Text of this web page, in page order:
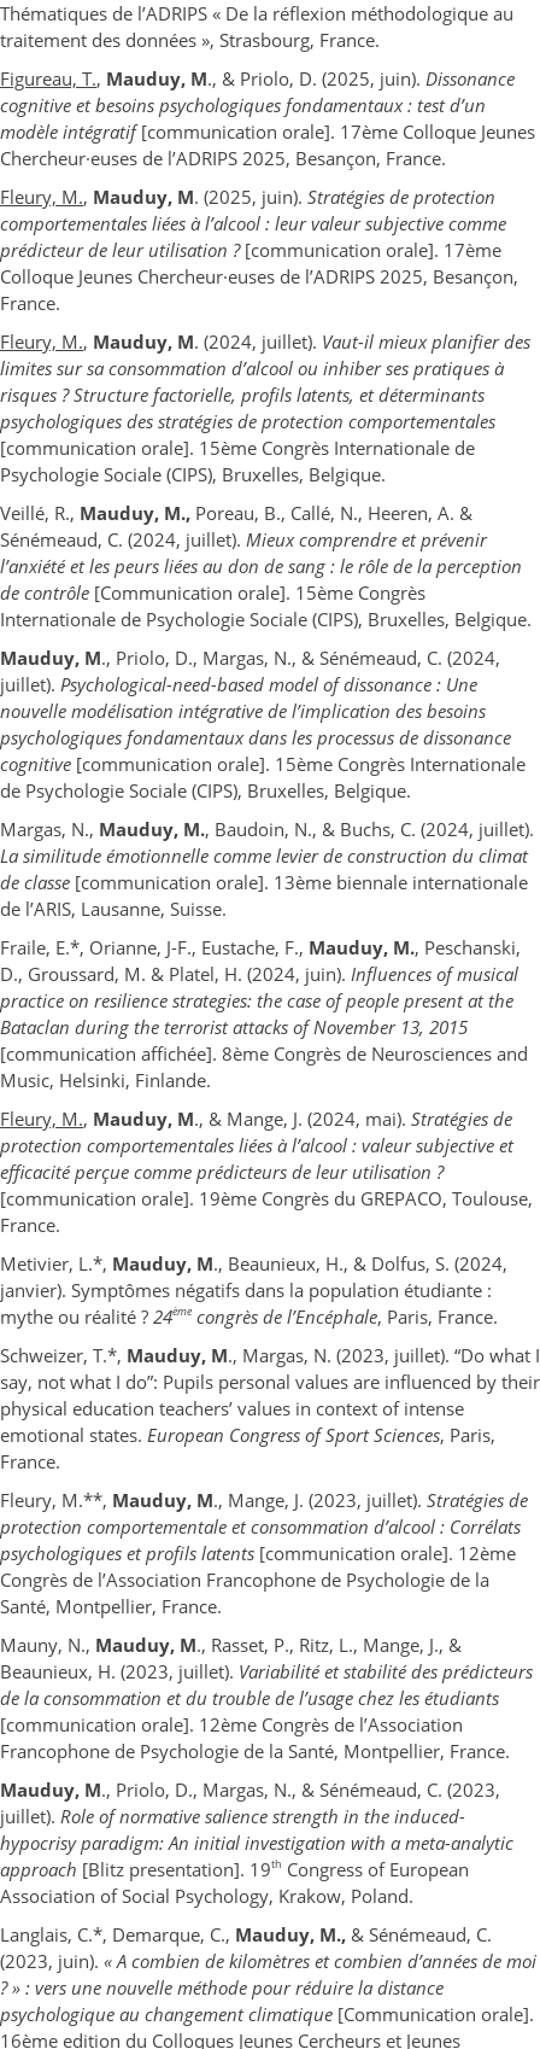
Thématiques de l’ADRIPS « De la réflexion méthodologique au
traitement des données », Strasbourg, France.
Figureau, T., Mauduy, M., & Priolo, D. (2025, juin). Dissonance
cognitive et besoins psychologiques fondamentaux : test d’un
modèle intégratif[communication orale]. 17ème Colloque Jeunes
Chercheur·euses de l’ADRIPS 2025, Besançon, France.
Fleury, M., Mauduy, M. (2025, juin). Stratégies de protection
comportementales liées à l’alcool : leur valeur subjective comme
prédicteur de leur utilisation ?[communication orale]. 17ème
Colloque Jeunes Chercheur·euses de l’ADRIPS 2025, Besançon,
France.
Fleury, M., Mauduy, M. (2024, juillet). Vaut-il mieux planifier des
limites sur sa consommation d’alcool ou inhiber ses pratiques à
risques ? Structure factorielle, profils latents, et déterminants
psychologiques des stratégies de protection comportementales
[communication orale]. 15ème Congrès Internationale de
Psychologie Sociale (CIPS), Bruxelles, Belgique.
Veillé, R., Mauduy, M., Poreau, B., Callé, N., Heeren, A. &
Sénémeaud, C. (2024, juillet). Mieux comprendre et prévenir
l’anxiété et les peurs liées au don de sang : le rôle de la perception
de contrôle [Communication orale]. 15ème Congrès
Internationale de Psychologie Sociale (CIPS), Bruxelles, Belgique.
Mauduy, M., Priolo, D., Margas, N., & Sénémeaud, C. (2024,
juillet). Psychological-need-based model of dissonance : Une
nouvelle modélisation intégrative de l’implication des besoins
psychologiques fondamentaux dans les processus de dissonance
cognitive [communication orale]. 15ème Congrès Internationale
de Psychologie Sociale (CIPS), Bruxelles, Belgique.
Margas, N., Mauduy, M., Baudoin, N., & Buchs, C. (2024, juillet).
La similitude émotionnelle comme levier de construction du climat
de classe [communication orale]. 13ème biennale internationale
de l’ARIS, Lausanne, Suisse.
Fraile, E.*, Orianne, J-F., Eustache, F., Mauduy, M., Peschanski,
D., Groussard, M. & Platel, H. (2024, juin). Influences of musical
practice on resilience strategies: the case of people present at the
Bataclan during the terrorist attacks of November 13, 2015
[communication affichée]. 8ème Congrès de Neurosciences and
Music, Helsinki, Finlande.
Fleury, M., Mauduy, M., & Mange, J. (2024, mai). Stratégies de
protection comportementales liées à l’alcool : valeur subjective et
efficacité perçue comme prédicteurs de leur utilisation ?
[communication orale]. 19ème Congrès du GREPACO, Toulouse,
France.
Metivier, L.*, Mauduy, M., Beaunieux, H., & Dolfus, S. (2024,
janvier). Symptômes négatifs dans la population étudiante :
mythe ou réalité ? 24ème congrès de l’Encéphale, Paris, France.
Schweizer, T.*, Mauduy, M., Margas, N. (2023, juillet). “Do what I
say, not what I do”: Pupils personal values are influenced by their
physical education teachers’ values in context of intense
emotional states. European Congress of Sport Sciences, Paris,
France.
Fleury, M.**, Mauduy, M., Mange, J. (2023, juillet). Stratégies de
protection comportementale et consommation d’alcool : Corrélats
psychologiques et profils latents [communication orale]. 12ème
Congrès de l’Association Francophone de Psychologie de la
Santé, Montpellier, France.
Mauny, N., Mauduy, M., Rasset, P., Ritz, L., Mange, J., &
Beaunieux, H. (2023, juillet). Variabilité et stabilité des prédicteurs
de la consommation et du trouble de l’usage chez les étudiants
[communication orale]. 12ème Congrès de l’Association
Francophone de Psychologie de la Santé, Montpellier, France.
Mauduy, M., Priolo, D., Margas, N., & Sénémeaud, C. (2023,
juillet). Role of normative salience strength in the induced-
hypocrisy paradigm: An initial investigation with a meta-analytic
approach [Blitz presentation]. 19th Congress of European
Association of Social Psychology, Krakow, Poland.
Langlais, C.*, Demarque, C., Mauduy, M., & Sénémeaud, C.
(2023, juin). « A combien de kilomètres et combien d’années de moi
? » : vers une nouvelle méthode pour réduire la distance
psychologique au changement climatique [Communication orale].
16ème edition du Colloques Jeunes Cercheurs et Jeunes